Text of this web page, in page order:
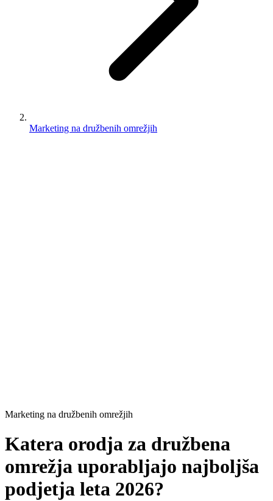
Marketing na družbenih omrežjih
Marketing na družbenih omrežjih
Katera orodja za družbena
omrežja uporabljajo najboljša
podjetja leta 2026?